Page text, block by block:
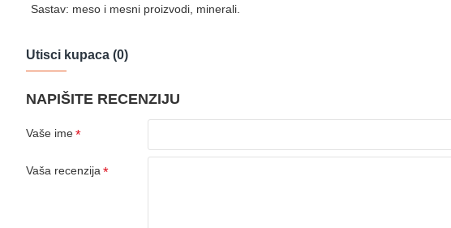
Sastav: meso i mesni proizvodi, minerali.
Utisci kupaca (0)
NAPIŠITE RECENZIJU
Vaše ime
Vaša recenzija